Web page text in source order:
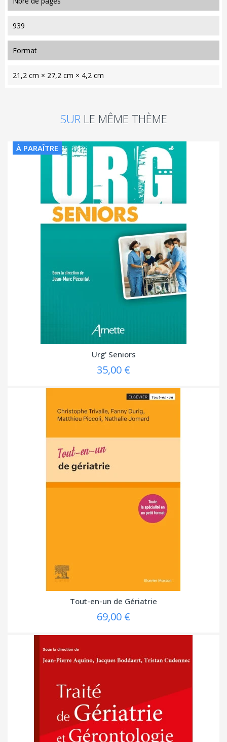
939
format
21,2 cm × 27,2 cm × 4,2 cm
SUR LE MÊME THÈME
À PARAÎTRE
Urg' Seniors
35,00 €
Tout-en-un de Gériatrie
69,00 €